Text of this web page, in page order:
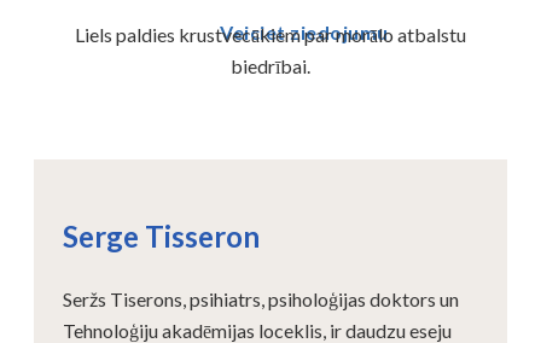
Veiciet ziedojumu
Liels paldies krustvecākiem par morālo atbalstu
biedrībai.
Serge Tisseron
Seržs Tiserons, psihiatrs, psiholoģijas doktors un
Tehnoloģiju akadēmijas loceklis, ir daudzu eseju